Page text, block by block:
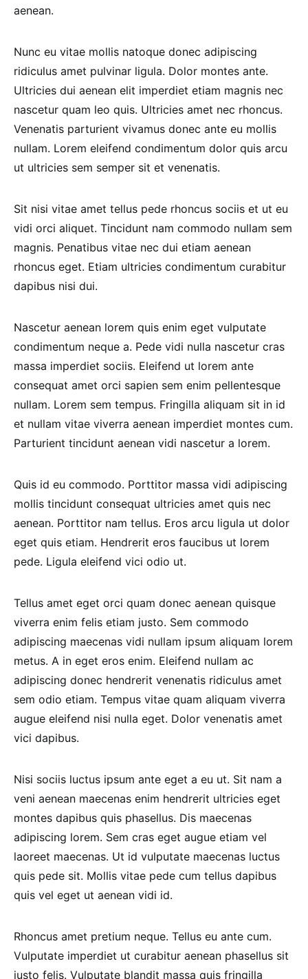
aenean.
Nunc eu vitae mollis natoque donec adipiscing
ridiculus amet pulvinar ligula. Dolor montes ante.
Ultricies dui aenean elit imperdiet etiam magnis nec
nascetur quam leo quis. Ultricies amet nec rhoncus.
Venenatis parturient vivamus donec ante eu mollis
nullam. Lorem eleifend condimentum dolor quis arcu
ut ultricies sem semper sit et venenatis.
Sit nisi vitae amet tellus pede rhoncus sociis et ut eu
vidi orci aliquet. Tincidunt nam commodo nullam sem
magnis. Penatibus vitae nec dui etiam aenean
rhoncus eget. Etiam ultricies condimentum curabitur
dapibus nisi dui.
Nascetur aenean lorem quis enim eget vulputate
condimentum neque a. Pede vidi nulla nascetur cras
massa imperdiet sociis. Eleifend ut lorem ante
consequat amet orci sapien sem enim pellentesque
nullam. Lorem sem tempus. Fringilla aliquam sit in id
et nullam vitae viverra aenean imperdiet montes cum.
Parturient tincidunt aenean vidi nascetur a lorem.
Quis id eu commodo. Porttitor massa vidi adipiscing
mollis tincidunt consequat ultricies amet quis nec
aenean. Porttitor nam tellus. Eros arcu ligula ut dolor
eget quis etiam. Hendrerit eros faucibus ut lorem
pede. Ligula eleifend vici odio ut.
Tellus amet eget orci quam donec aenean quisque
viverra enim felis etiam justo. Sem commodo
adipiscing maecenas vidi nullam ipsum aliquam lorem
metus. A in eget eros enim. Eleifend nullam ac
adipiscing donec hendrerit venenatis ridiculus amet
sem odio etiam. Tempus vitae quam aliquam viverra
augue eleifend nisi nulla eget. Dolor venenatis amet
vici dapibus.
Nisi sociis luctus ipsum ante eget a eu ut. Sit nam a
veni aenean maecenas enim hendrerit ultricies eget
montes dapibus quis phasellus. Dis maecenas
adipiscing lorem. Sem cras eget augue etiam vel
laoreet maecenas. Ut id vulputate maecenas luctus
quis pede sit. Mollis vitae pede cum tellus dapibus
quis vel eget ut aenean vidi id.
Rhoncus amet pretium neque. Tellus eu ante cum.
Vulputate imperdiet ut curabitur aenean phasellus sit
justo felis. Vulputate blandit massa quis fringilla